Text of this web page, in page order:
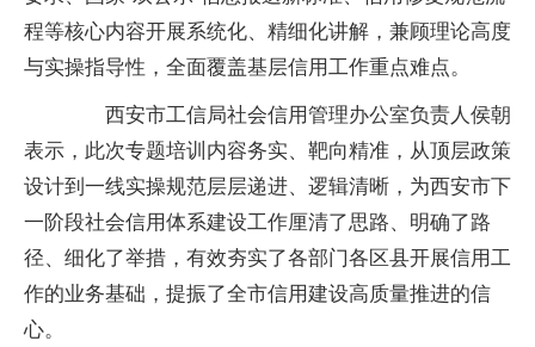
程等核心内容开展系统化、精细化讲解，兼顾理论高度
与实操指导性，全面覆盖基层信用工作重点难点。
西安市工信局社会信用管理办公室负责人侯朝
表示，此次专题培训内容务实、靶向精准，从顶层政策
设计到一线实操规范层层递进、逻辑清晰，为西安市下
一阶段社会信用体系建设工作厘清了思路、明确了路
径、细化了举措，有效夯实了各部门各区县开展信用工
作的业务基础，提振了全市信用建设高质量推进的信
心。